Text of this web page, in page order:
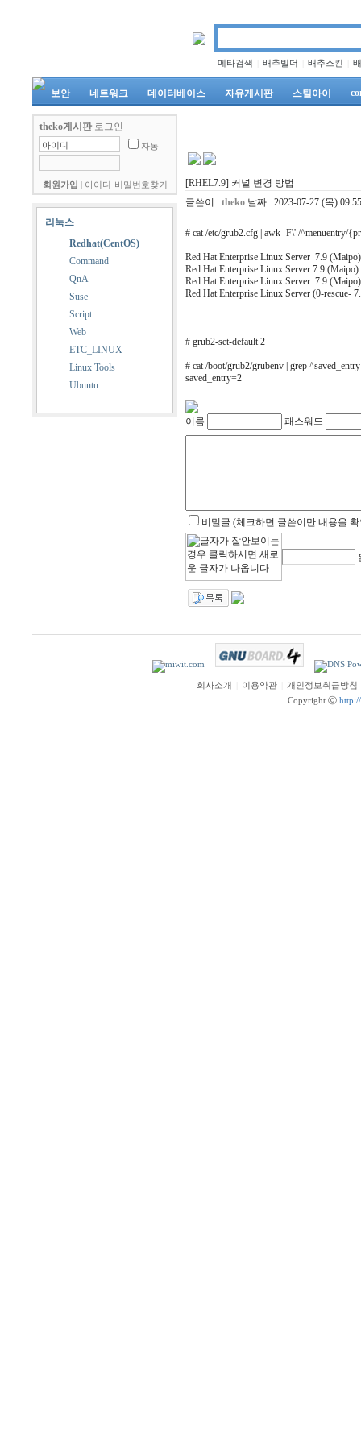
메타검색 배추빌더 배추스킨
보안 네트워크 데이터베이스 자유게시판 스틸아이
theko게시판 로그인
자동
회원가입 아이디·비밀번호찾기
리눅스
Redhat(CentOS)
Command
QnA
Suse
Script
Web
ETC_LINUX
Linux Tools
Ubuntu
[RHEL7.9] 커널 변경 방법
글쓴이 : theko 날짜 : 2023-07-27 (목) 09:55
# cat /etc/grub2.cfg | awk -F\' /^menuentry/
Red Hat Enterprise Linux Server
Red Hat Enterprise Linux Server 7.9
Red Hat Enterprise Linux Server
Red Hat Enterprise Linux Server (0-
# grub2-set-default 2
# cat /boot/grub2/grubenv | grep ^saved_entry
saved_entry=2
이름 패스워드
비밀글 (체크하면 글쓴이만 내용을
회사소개 이용약관
개인정보취급방침
Copyright ⓒ